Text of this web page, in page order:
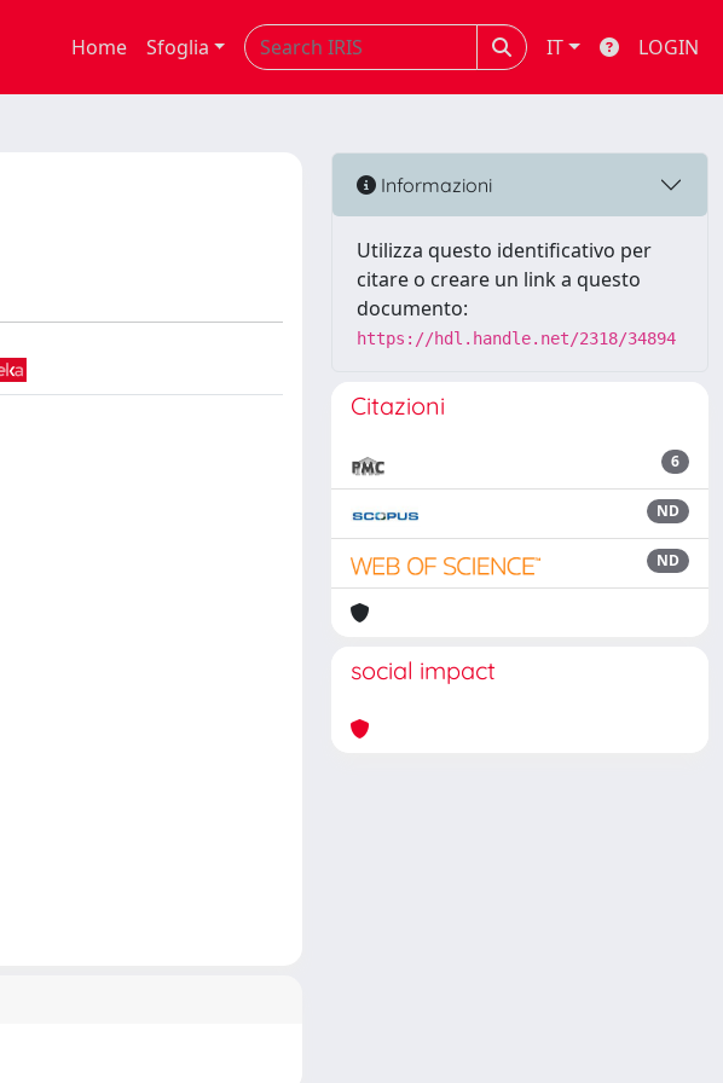
Home Sfoglia IT LOGIN
Informazioni
Utilizza questo identificativo per
citare o creare un link a questo
documento:
https://hdl.handle.net/2318/34894
Citazioni
6
ND
ND
social impact